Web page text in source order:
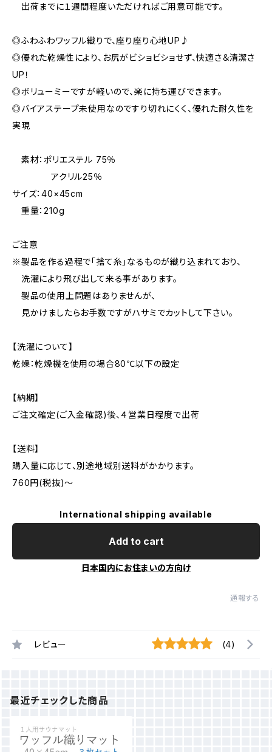
出荷までに１週間程度いただければご用意可能です。
◎ふわふわワッフル織りで、座り座り心地UP♪
◎優れた乾燥性により、お尻がビショビショせず、快適さ＆清潔さ
UP！
◎ボリューミーですが軽いので、楽に持ち運びできます。
◎バイアステープ未使用なのですり切れにくく、優れた耐久性を
実現
素材：ポリエステル 75％
アクリル25％
サイズ：40×45cm
重量：210g
ご注意
※製品を作る過程で「捨て糸」なるものが織り込まれており、
洗濯により飛び出して来る事があります。
製品の使用上問題はありませんが、
見かけましたらお手数ですがハサミでカットして下さい。
【洗濯について】
乾燥：乾燥機を使用の場合80℃以下の設定
【納期】
ご注文確定(ご入金確認)後、４営業日程度で出荷
【送料】
購入量に応じて、別途地域別送料がかかります。
760円(税抜)～
International shipping available
Add to cart
日本国内にお住まいの方向け
通報する
レビュー (4)
最近チェックした商品